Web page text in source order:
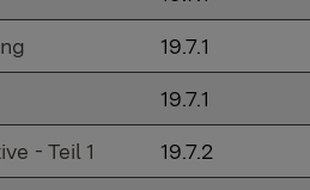
19.7.1
19.7.1
- Teil 1 19.7.2